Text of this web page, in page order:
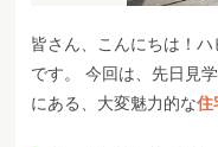
皆さん、こんにちは！ハ
です。 今回は、先日見
にある、大変魅力的な住